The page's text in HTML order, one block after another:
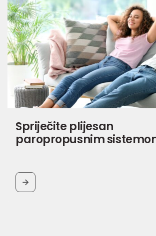
Spriječite plijesan
paropropusnim
BUTTON